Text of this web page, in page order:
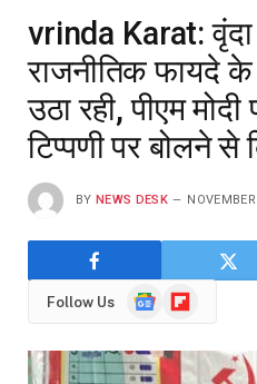
vrinda Karat: वृंदा
राजनीतिक फायदे के
उठा रही, पीएम
टिप्पणी पर बोलने से
BY NEWS DESK
Follow Us
GoogleFlipboard